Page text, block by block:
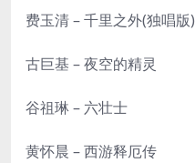
费玉清 – 千里之外(独唱版)
古巨基 – 夜空的精灵
谷祖琳 – 六壮士
黄怀晨 – 西游释厄传